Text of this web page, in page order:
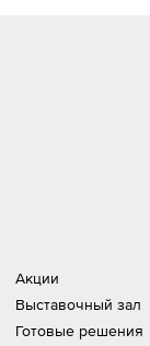
Акции
Выставочный зал
Готовые решения